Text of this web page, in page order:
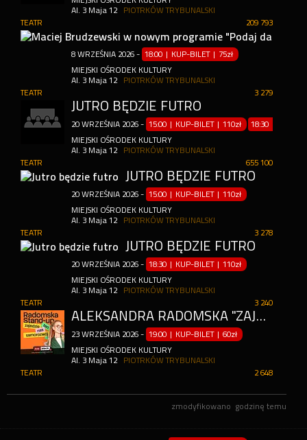
Al. 3 Maja 12
PIOTRKÓW TRYBUNALSKI
209 793
TEATR
8 WRZEŚNIA 2026 - 18:00 | KUP-BILET | 75zł
MIEJSKI OŚRODEK KULTURY
Al. 3 Maja 12
PIOTRKÓW TRYBUNALSKI
3 279
TEATR
JUTRO BĘDZIE FUTRO
20 WRZEŚNIA 2026 - 15:00 | KUP-BILET |110zł
18:30 | KUP-
MIEJSKI OŚRODEK KULTURY
Al. 3 Maja 12
PIOTRKÓW TRYBUNALSKI
655 100
TEATR
JUTRO BĘDZIE FUTRO
20 WRZEŚNIA 2026 - 15:00 | KUP-BILET |110zł
MIEJSKI OŚRODEK KULTURY
Al. 3 Maja 12
PIOTRKÓW TRYBUNALSKI
3 278
TEATR
JUTRO BĘDZIE FUTRO
20 WRZEŚNIA 2026 - 18:30 | KUP-BILET |110zł
MIEJSKI OŚRODEK KULTURY
Al. 3 Maja 12
PIOTRKÓW TRYBUNALSKI
3 240
TEATR
ALEKSANDRA RADOMSKA ''ZAJEDZIE NAS TEN SAMOROZWÓJ"
23 WRZEŚNIA 2026 - 19:00 | KUP-BILET |60zł
MIEJSKI OŚRODEK KULTURY
Al. 3 Maja 12
PIOTRKÓW TRYBUNALSKI
2 648
TEATR
zmodyfikowano godzinę temu